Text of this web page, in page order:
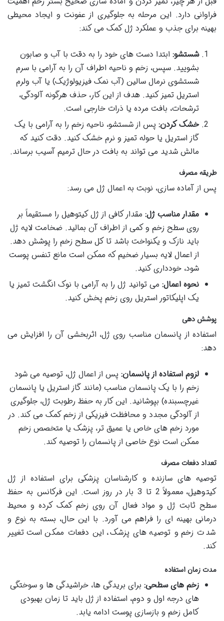
فراوانی دارد. این مرحله به جلوگیری از عفونت و ایجاد محیطی
بهینه برای جذب و عملکرد ژل کمک می کند:
شستشو: ابتدا دست های خود را به دقت با آب و صابون
بشویید. سپس، زخم و ناحیه اطراف آن را به آرامی با سرم
شستشوی نرمال سالین (آب نمک فیزیولوژیک) یا آب ولرم
استریل تمیز کنید. هدف از این کار، حذف هرگونه آلودگی،
ترشحات، بافت مرده یا ذرات خارجی است.
خشک کردن: پس از شستشو، ناحیه زخم را به آرامی با یک
گاز استریل یا حوله تمیز و نرم خشک کنید. دقت کنید که
مالش شدید می تواند به بافت در حال ترمیم آسیب برساند.
طریقه مصرف
پس از آماده سازی، نوبت به اعمال ژل می رسد:
مقدار مناسب ژل: مقدار کافی از ژل کیتوهیل را مستقیماً بر
روی سطح زخم و کمی از اطراف آن بمالید. ضخامت لایه ژل
باید نازک و یکنواخت باشد تا کل سطح زخم را پوشش دهد.
از اعمال لایه بسیار ضخیم که ممکن است مانع تنفس پوست
شود، خودداری کنید.
نحوه اعمال: می توانید ژل را به آرامی با نوک انگشت تمیز یا
یک اپلیکاتور استریل روی زخم پخش کنید.
پوشش دهی
استفاده از پانسمان مناسب روی ژل، اثربخشی آن را افزایش می
دهد:
لزوم استفاده از پانسمان: پس از اعمال ژل، توصیه می شود
زخم را با یک پانسمان مناسب (مانند گاز استریل یا پانسمان
غیرچسبنده) بپوشانید. این کار به حفظ رطوبت ژل، جلوگیری
از آلودگی مجدد و محافظت فیزیکی از زخم کمک می کند. در
مورد زخم های خاص یا عمیق تر، پزشک یا متخصص زخم
ممکن است نوع خاصی از پانسمان را توصیه کند.
تعداد دفعات مصرف
توصیه های سازنده و کارشناسان پزشکی برای استفاده از ژل
کیتوهیل، معمولاً 2 تا 3 بار در روز است. این فرکانس به حفظ
سطح ثابت ژل و مواد فعال آن روی زخم کمک کرده و محیط
درمانی بهینه ای را فراهم می آورد. با این حال، بسته به نوع و
شدت زخم و توصیه های پزشک، این دفعات ممکن است تغییر
کند.
مدت زمان استفاده
زخم های سطحی: برای بریدگی ها، خراشیدگی ها و سوختگی
های درجه اول و دوم، استفاده از ژل باید تا زمان بهبودی
کامل زخم و بازسازی پوست ادامه یابد.